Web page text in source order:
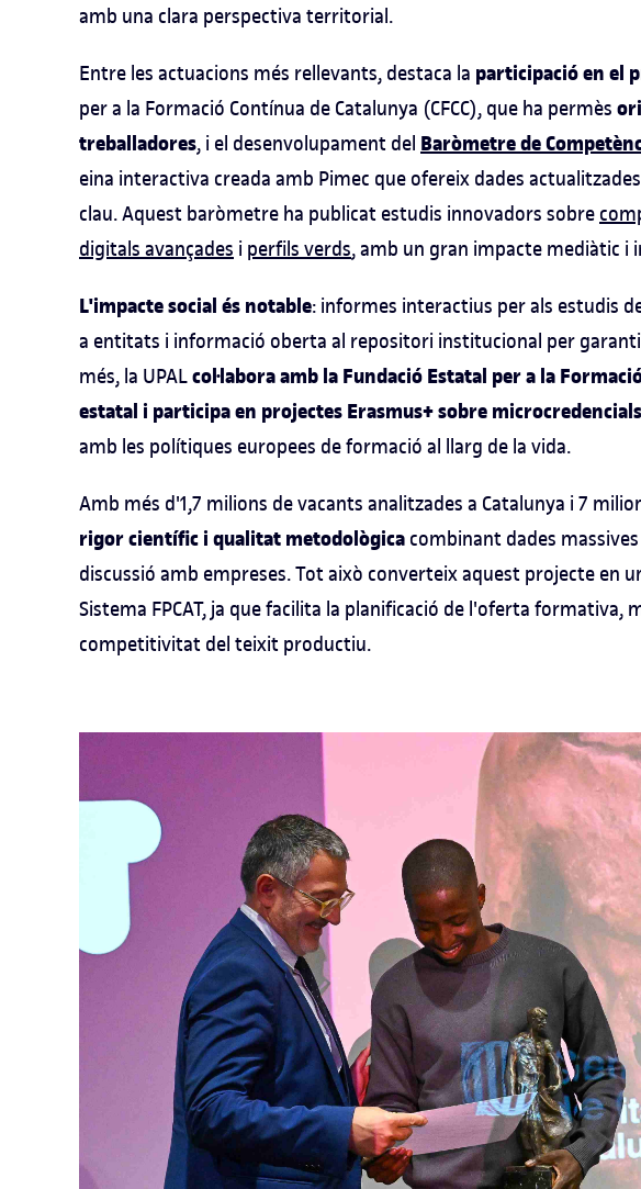
amb una clara perspectiva territorial.
Entre les actuacions més rellevants, destaca la participació en el
per a la Formació Contínua de Catalunya (CFCC), que ha permès
treballadores, i el desenvolupament del Baròmetre de
eina interactiva creada amb Pimec que ofereix dades
clau. Aquest baròmetre ha publicat estudis innovadors sobre
digitals avançades i perfils verds, amb un gran impacte mediàtic i
L'impacte social és notable: informes interactius per als estudis
a entitats i informació oberta al repositori institucional per
més, la UPALcol·labora amb la Fundació Estatal per a la
estatal i participa en projectes Erasmus+ sobre microcredencials
amb les polítiques europees de formació al llarg de la vida.
Amb més d'1,7 milions de vacants analitzades a Catalunya i 7
rigor científic i qualitat metodològica combinant dades
discussió amb empreses. Tot això converteix aquest projecte en
Sistema FPCAT, ja que facilita la planificació de l'oferta
competitivitat del teixit productiu.